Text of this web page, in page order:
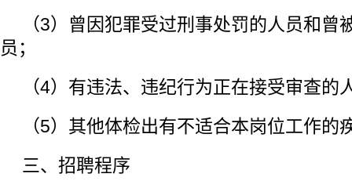
（3）曾因犯罪受过刑事处罚的人员和曾
员；
（4）有违法、违纪行为正在接受审查的
（5）其他体检出有不适合本岗位工作的
三、招聘程序